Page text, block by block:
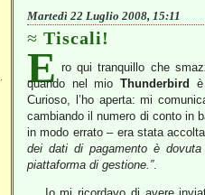
Martedì 22 Luglio 2008, 15:11
Tiscali!
E ro qui tranquillo che
quando nel mio Thunderbird
Curioso, l’ho aperta: mi
cambiando il numero di conto in
in modo errato – era stata
dei dati di pagamento è
piattaforma di gestione.”.